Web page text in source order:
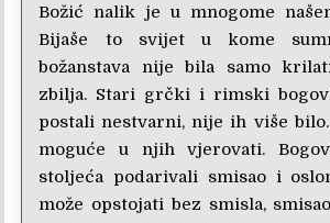
Božić nalik je u mnogome
Bijaše to svijet u kome
božanstava nije bila samo
zbilja. Stari grčki i rimski
postali nestvarni, nije ih više
moguće u njih vjerovati.
stoljeća podarivali smisao i
može opstojati bez smisla,